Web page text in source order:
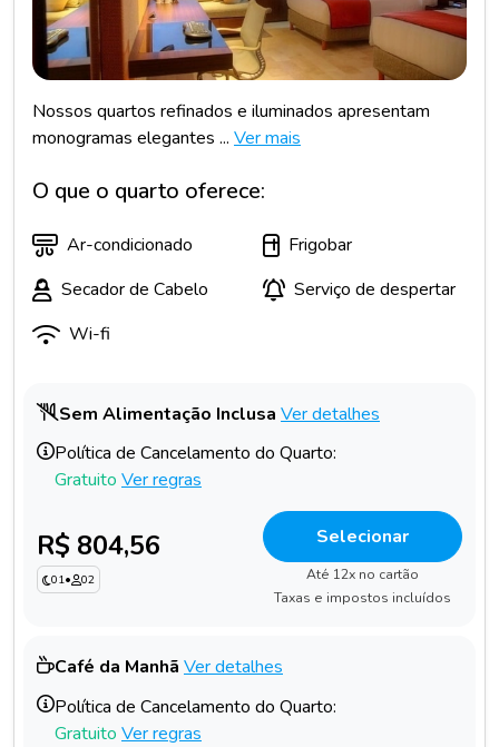
Nossos quartos refinados e iluminados apresentam
monogramas elegantes ... Ver mais
O que o quarto oferece:
Ar-condicionado
Frigobar
Secador de Cabelo
Serviço de despertar
Wi-fi
Sem Alimentação Inclusa Ver detalhes
Política de Cancelamento do Quarto:
Gratuito Ver regras
R$ 804,56
01• 02
Selecionar
Até 12x no cartão
Taxas e impostos incluídos
Café da Manhã Ver detalhes
Política de Cancelamento do Quarto:
Gratuito Ver regras